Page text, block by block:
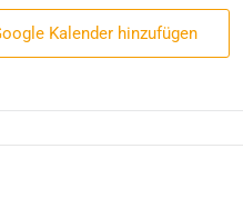
Kalender hinzufügen